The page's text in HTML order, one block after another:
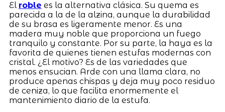
El roble es la alternativa clásica. Su quema es
parecida a la de la alzina, aunque la durabilidad
de su brasa es ligeramente menor. Es una
madera muy noble que proporciona un fuego
tranquilo y constante. Por su parte, la haya es la
favorita de quienes tienen estufas modernas con
cristal. ¿El motivo? Es de las variedades que
menos ensucian. Arde con una llama clara, no
produce apenas chispas y deja muy poco residuo
de ceniza, lo que facilita enormemente el
mantenimiento diario de la estufa.